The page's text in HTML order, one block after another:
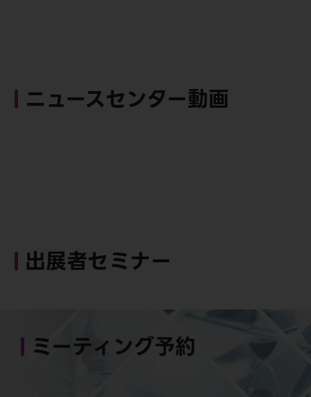
ニュースセンター動画
出展者セミナー
ミーティング予約